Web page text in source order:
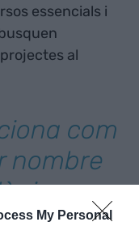
My Personal
essencials i
al
com
nombre
de